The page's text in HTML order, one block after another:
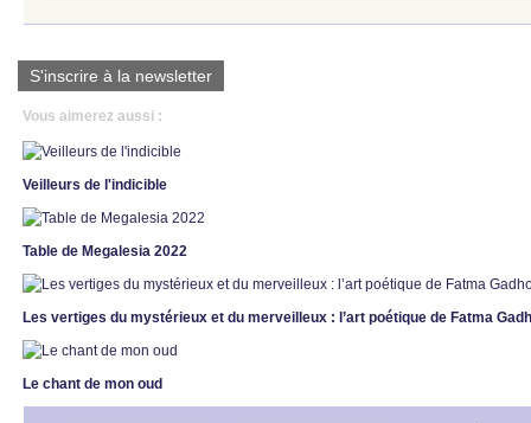
S'inscrire à la newsletter
Vous aimerez aussi :
Veilleurs de l'indicible
Table de Megalesia 2022
Les vertiges du mystérieux et du merveilleux : l’art poétique de Fatma
Le chant de mon oud